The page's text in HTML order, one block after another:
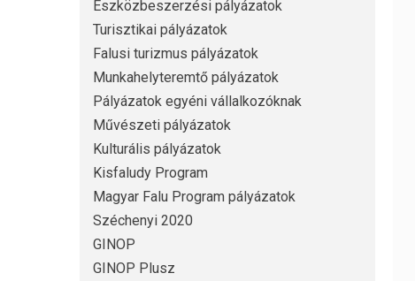
Eszközbeszerzési pályázatok
Turisztikai pályázatok
Falusi turizmus pályázatok
Munkahelyteremtő pályázatok
Pályázatok egyéni vállalkozóknak
Művészeti pályázatok
Kulturális pályázatok
Kisfaludy Program
Magyar Falu Program pályázatok
Széchenyi 2020
GINOP
GINOP Plusz